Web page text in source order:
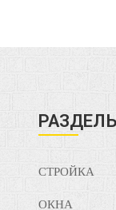
СТРОЙКА
ОКНА